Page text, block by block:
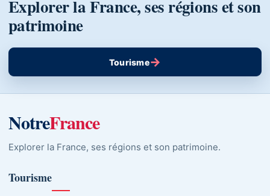
Explorer la France, ses régions et son
patrimoine
Tourisme→
NotreFrance
Explorer la France, ses régions et son patrimoine.
Tourisme